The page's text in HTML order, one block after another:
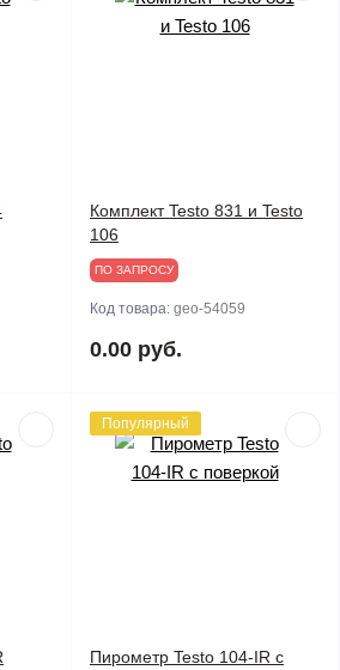
Комплект Testo 831 и Testo
106
ПО ЗАПРОСУ
Код товара: geo-54059
0.00 руб.
Популярный
Пирометр Testo 104-IR с